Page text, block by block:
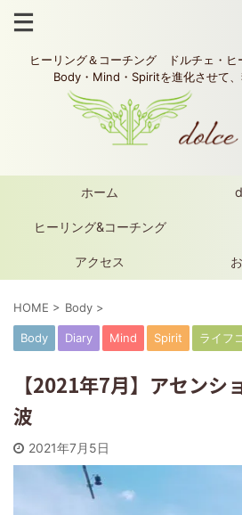
ヒーリング＆コーチング ドルチェ・
Body・Mind・Spiritを進化させて、
ホーム
ヒーリング&コーチング
アクセス
HOME > Body >
Body Diary Mind Spirit ライフ
【2021年7月】アセンシ
波
2021年7月5日